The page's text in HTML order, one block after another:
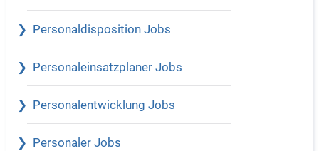
Personaldisposition Jobs
Personaleinsatzplaner Jobs
Personalentwicklung Jobs
Personaler Jobs